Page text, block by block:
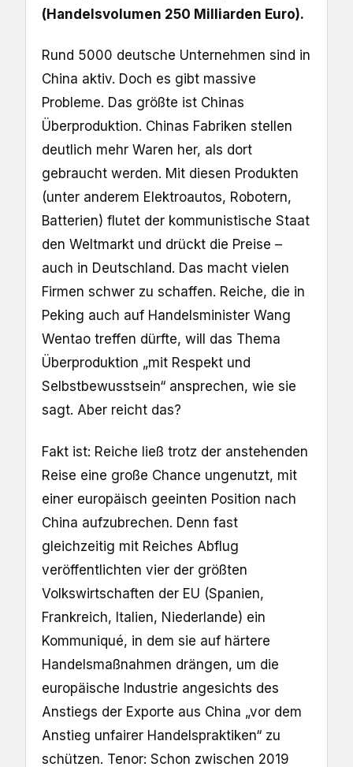
(Handelsvolumen 250 Milliarden Euro).
Rund 5000 deutsche Unternehmen sind in
China aktiv. Doch es gibt massive
Probleme. Das größte ist Chinas
Überproduktion. Chinas Fabriken stellen
deutlich mehr Waren her, als dort
gebraucht werden. Mit diesen Produkten
(unter anderem Elektroautos, Robotern,
Batterien) flutet der kommunistische Staat
den Weltmarkt und drückt die Preise –
auch in Deutschland. Das macht vielen
Firmen schwer zu schaffen. Reiche, die in
Peking auch auf Handelsminister Wang
Wentao treffen dürfte, will das Thema
Überproduktion „mit Respekt und
Selbstbewusstsein“ ansprechen, wie sie
sagt. Aber reicht das?
Fakt ist: Reiche ließ trotz der anstehenden
Reise eine große Chance ungenutzt, mit
einer europäisch geeinten Position nach
China aufzubrechen. Denn fast
gleichzeitig mit Reiches Abflug
veröffentlichten vier der größten
Volkswirtschaften der EU (Spanien,
Frankreich, Italien, Niederlande) ein
Kommuniqué, in dem sie auf härtere
Handelsmaßnahmen drängen, um die
europäische Industrie angesichts des
Anstiegs der Exporte aus China „vor dem
Anstieg unfairer Handelspraktiken“ zu
schützen. Tenor: Schon zwischen 2019